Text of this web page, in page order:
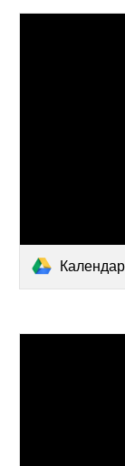
Календарно-